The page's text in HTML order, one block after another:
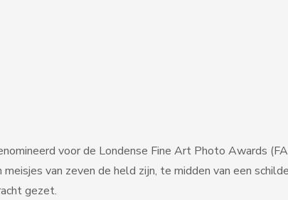
voor de Londense Fine Art Photo Awards
van zeven de held zijn, te midden van een
gezet.